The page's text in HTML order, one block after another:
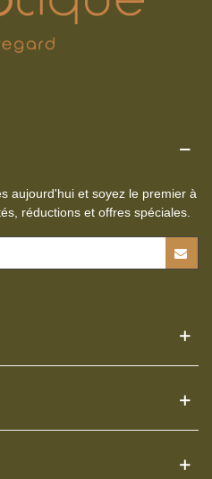
aujourd'hui et soyez le premier à
réductions et offres spéciales.